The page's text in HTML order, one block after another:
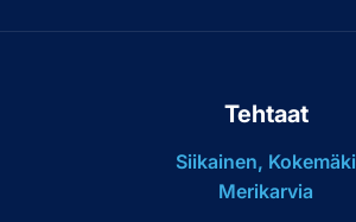
Tehtaat
Siikainen, Kokemäki
Merikarvia